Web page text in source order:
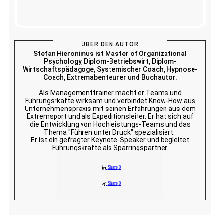
ÜBER DEN AUTOR
Stefan Hieronimus ist Master of Organizational
Psychology, Diplom-Betriebswirt, Diplom-
Wirtschaftspädagoge, Systemischer Coach, Hypnose-
Coach, Extremabenteurer und Buchautor.
Als Managementtrainer macht er Teams und
Führungsrkäfte wirksam und verbindet Know-How aus
Unternehmenspraxis mit seinen Erfahrungen aus dem
Extremsport und als Expeditionsleiter. Er hat sich auf
die Entwicklung von Hochleistungs-Teams und das
Thema "Führen unter Druck" spezialisiert.
Er ist ein gefragter Keynote-Speaker und begleitet
Führungskräfte als Sparringspartner.
Share 0
Share 0